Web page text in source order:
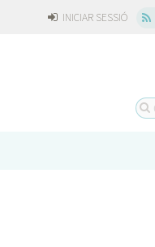
INICIAR SESSIÓ